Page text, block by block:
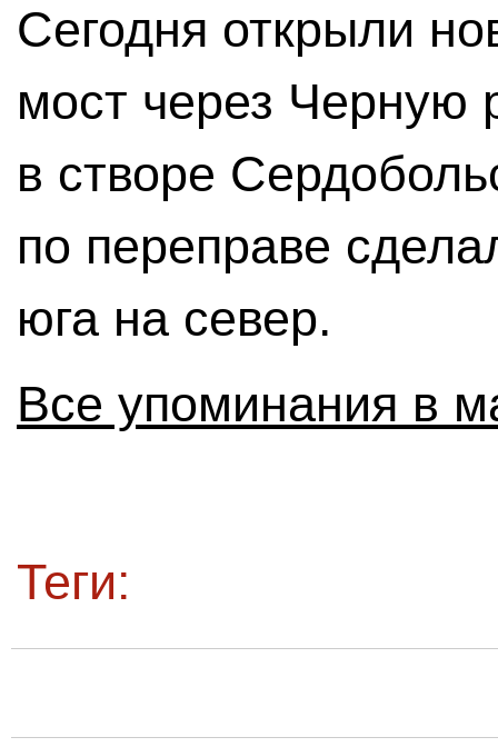
Сегодня открыли
мост через Черную
в створе
по переправе
юга на север.
Все упоминания в
Теги: